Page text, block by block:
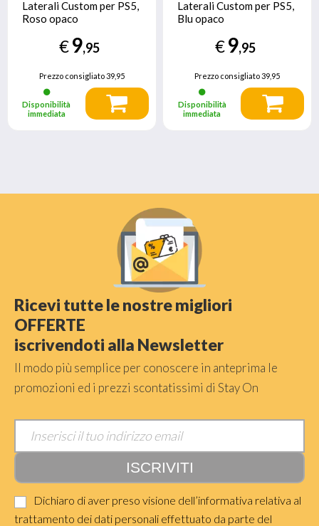
Laterali Custom per PS5,
Roso opaco
€9,95
Prezzo consigliato39,95
Disponibilità
immediata
Laterali Custom per PS5,
Blu opaco
€9,95
Prezzo consigliato39,95
Disponibilità
immediata
Ricevi tutte le nostre migliori
OFFERTE
iscrivendoti alla Newsletter
Il modo più semplice per conoscere in anteprima le
promozioni ed i prezzi scontatissimi di Stay On
Dichiaro di aver preso visione dell’informativa relativa al
trattamento dei dati personali effettuato da parte del